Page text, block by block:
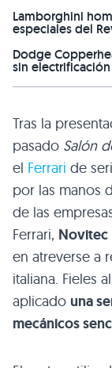
Lamborghini
especiales del
Dodge
sin electrificación
Tras la
pasado Salón
el Ferrari de
por las manos
de las
Ferrari, Novitec
en atreverse a
italiana. Fieles
aplicado una
mecánicos